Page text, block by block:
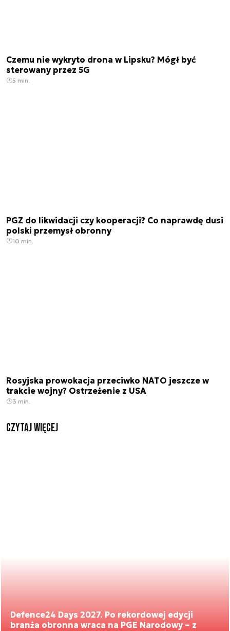
Czemu nie wykryto drona w Lipsku? Mógł być
sterowany przez 5G
5 min.
PGZ do likwidacji czy kooperacji? Co naprawdę dusi
polski przemysł obronny
10 min.
Rosyjska prowokacja przeciwko NATO jeszcze w
trakcie wojny? Ostrzeżenie z USA
3 min.
czytaj więcej
Defence24 Days 2027. Po rekordowej edycji
branża obronna wraca na PGE Narodowy – z